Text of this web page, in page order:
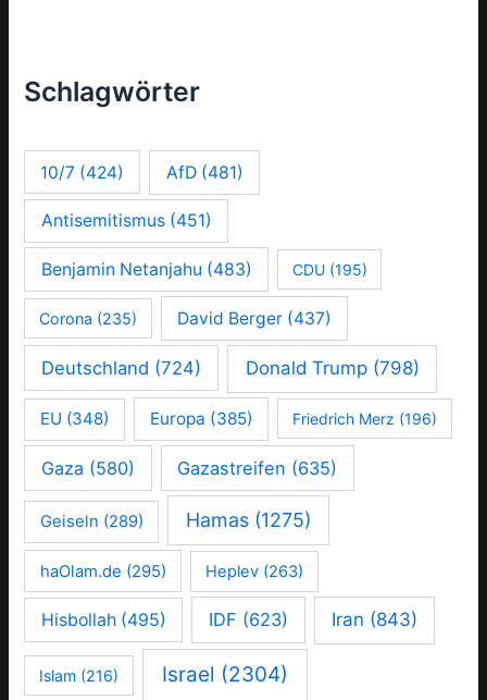
Schlagwörter
10/7 (424) AfD(481)
Antisemitismus(451)
Benjamin Netanjahu (483) CDU(195)
Corona (235) David Berger (437)
Deutschland (724) Donald Trump(798)
EU (348) Europa (385) Friedrich Merz (196)
Gaza (580) Gazastreifen (635)
Geiseln (289) Hamas (1275)
haOlam.de (295) Heplev (263)
Hisbollah(495) IDF (623) Iran (843)
Islam (216) Israel (2304)